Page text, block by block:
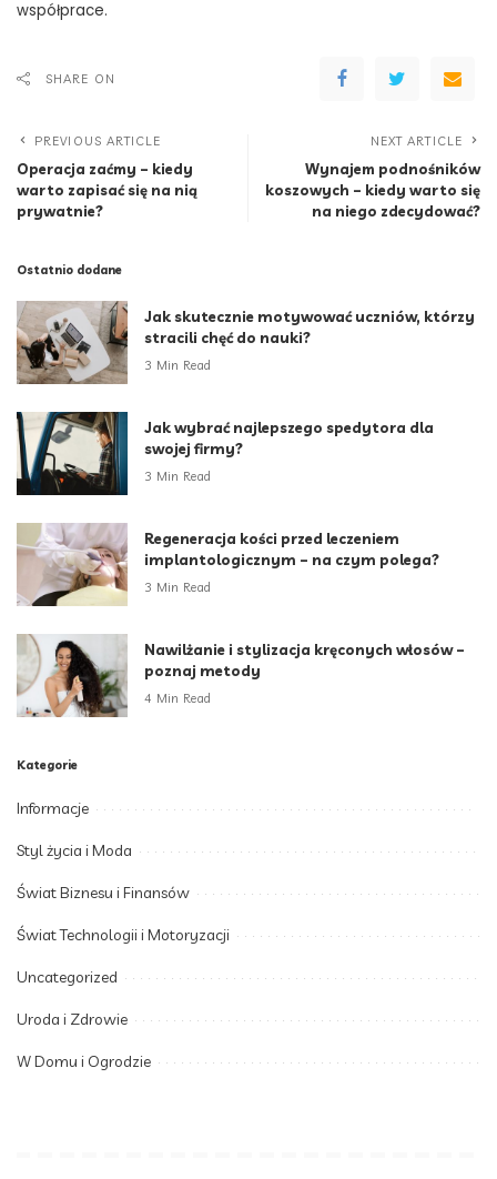
współprace.
SHARE ON
PREVIOUS ARTICLE
Operacja zaćmy – kiedy
warto zapisać się na nią
prywatnie?
NEXT ARTICLE
Wynajem podnośników
koszowych – kiedy warto się
na niego zdecydować?
Ostatnio dodane
Jak skutecznie motywować uczniów, którzy
stracili chęć do nauki?
3 Min Read
Jak wybrać najlepszego spedytora dla
swojej firmy?
3 Min Read
Regeneracja kości przed leczeniem
implantologicznym – na czym polega?
3 Min Read
Nawilżanie i stylizacja kręconych włosów –
poznaj metody
4 Min Read
Kategorie
Informacje
Styl życia i Moda
Świat Biznesu i Finansów
Świat Technologii i Motoryzacji
Uncategorized
Uroda i Zdrowie
W Domu i Ogrodzie